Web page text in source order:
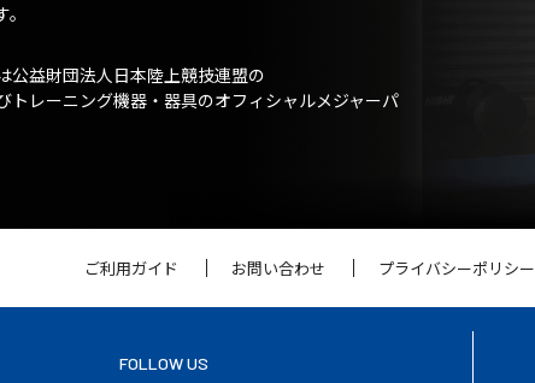
公益財団法人日本陸上競技連盟の
トレーニング機器・器具のオフィシャルメジャーパ
ご利用ガイド お問い合わせ プライバシーポリシー
FOLLOW US